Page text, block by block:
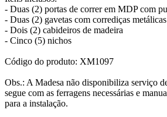
- Duas (2) portas de correr em MDP com
- Duas (2) gavetas com corrediças metálicas
- Dois (2) cabideiros de madeira
- Cinco (5) nichos
Código do produto: XM1097
Obs.: A Madesa não disponibiliza serviço
segue com as ferragens necessárias e
para a instalação.